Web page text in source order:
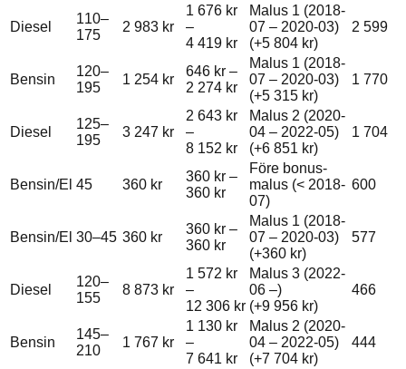
Diesel
110–
175
2 983 kr
1 676 kr
–
4 419 kr
Malus 1 (2018-
07 – 2020-03)
(+5 804 kr)
2 599
Bensin
120–
195
1 254 kr
646 kr –
2 274 kr
Malus 1 (2018-
07 – 2020-03)
(+5 315 kr)
1 770
Diesel
125–
195
3 247 kr
2 643 kr
–
8 152 kr
Malus 2 (2020-
04 – 2022-05)
(+6 851 kr)
1 704
Bensin/El 45 360 kr
360 kr –
360 kr
Före bonus-
malus (< 2018-
07)
600
Bensin/El 30–45 360 kr
360 kr –
360 kr
Malus 1 (2018-
07 – 2020-03)
(+360 kr)
577
Diesel
120–
155
8 873 kr
1 572 kr
–
12 306 kr
Malus 3 (2022-
06 –)
(+9 956 kr)
466
Bensin
145–
210
1 767 kr
1 130 kr
–
7 641 kr
Malus 2 (2020-
04 – 2022-05)
(+7 704 kr)
444